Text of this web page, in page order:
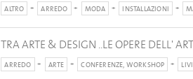
ALTRO ARREDO MODA INSTALLAZIONI
TRA ARTE & DESIGN ..LE OPERE DELL'
ARREDO ARTE CONFERENZE, WORKSHOP